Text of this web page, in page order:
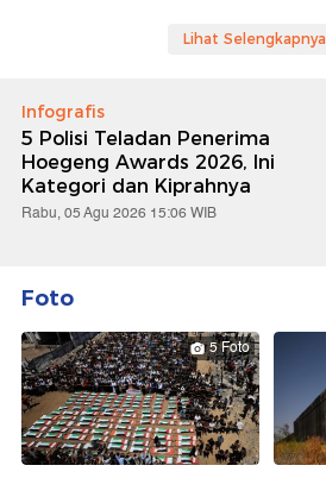
Lihat Selengkapnya
Infografis
5 Polisi Teladan Penerima
Hoegeng Awards 2026, Ini
Kategori dan Kiprahnya
Rabu, 05 Agu 2026 15:06 WIB
Foto
5 Foto